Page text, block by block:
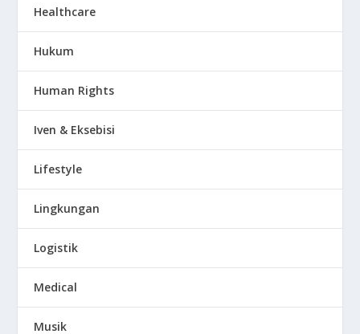
Healthcare
Hukum
Human Rights
Iven & Eksebisi
Lifestyle
Lingkungan
Logistik
Medical
Musik